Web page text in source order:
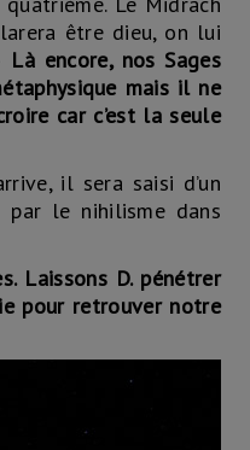
être dieu, on lui
Là encore, nos Sages
mais il ne
car c’est la seule
il sera saisi d’un
le nihilisme dans
Laissons D. pénétrer
pour retrouver notre